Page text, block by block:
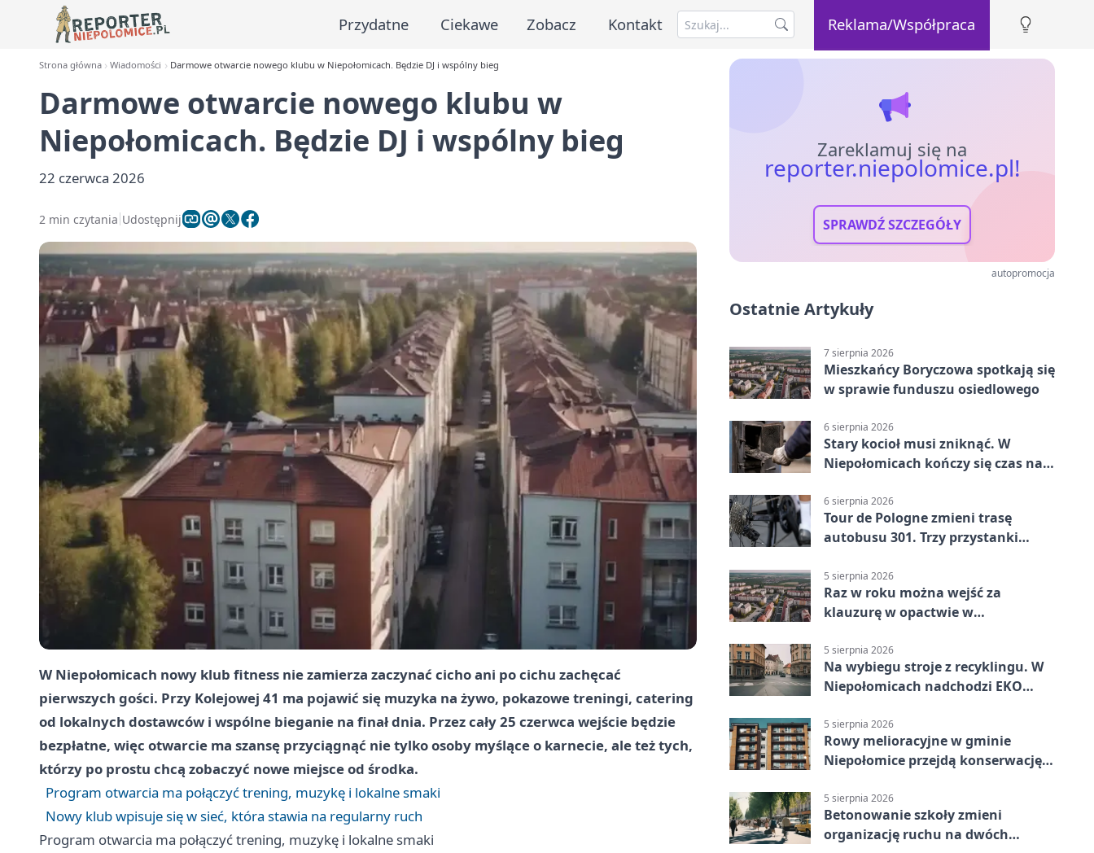
Przydatne Ciekawe Zobacz Kontakt Reklama/Współpraca
Strona główna Wiadomości Darmowe otwarcie nowego klubu w Niepołomicach. Będzie DJ i wspólny bieg
Darmowe otwarcie nowego klubu w
Niepołomicach. Będzie DJ i wspólny bieg
22 czerwca 2026
2 min czytania Udostępnij
W Niepołomicach nowy klub fitness nie zamierza zaczynać cicho ani po cichu zachęcać
pierwszych gości. Przy Kolejowej 41 ma pojawić się muzyka na żywo, pokazowe treningi, catering
od lokalnych dostawców i wspólne bieganie na finał dnia. Przez cały 25 czerwca wejście będzie
bezpłatne, więc otwarcie ma szansę przyciągnąć nie tylko osoby myślące o karnecie, ale też tych,
którzy po prostu chcą zobaczyć nowe miejsce od środka.
Program otwarcia ma połączyć trening, muzykę i lokalne smaki
Nowy klub wpisuje się w sieć, która stawia na regularny ruch
Program otwarcia ma połączyć trening, muzykę i lokalne smaki
Zareklamuj się na
reporter.niepolomice.pl!
SPRAWDŹ SZCZEGÓŁY
autopromocja
Ostatnie Artykuły
7 sierpnia 2026
Mieszkańcy Boryczowa spotkają się
w sprawie funduszu osiedlowego
6 sierpnia 2026
Stary kocioł musi zniknąć. W
Niepołomicach kończy się czas na
6 sierpnia 2026
Tour de Pologne zmieni trasę
autobusu 301. Trzy przystanki
5 sierpnia 2026
Raz w roku można wejść za
klauzurę w opactwie w
5 sierpnia 2026
Na wybiegu stroje z recyklingu. W
Niepołomicach nadchodzi EKO
5 sierpnia 2026
Rowy melioracyjne w gminie
Niepołomice przejdą konserwację.
5 sierpnia 2026
Betonowanie szkoły zmieni
organizację ruchu na dwóch